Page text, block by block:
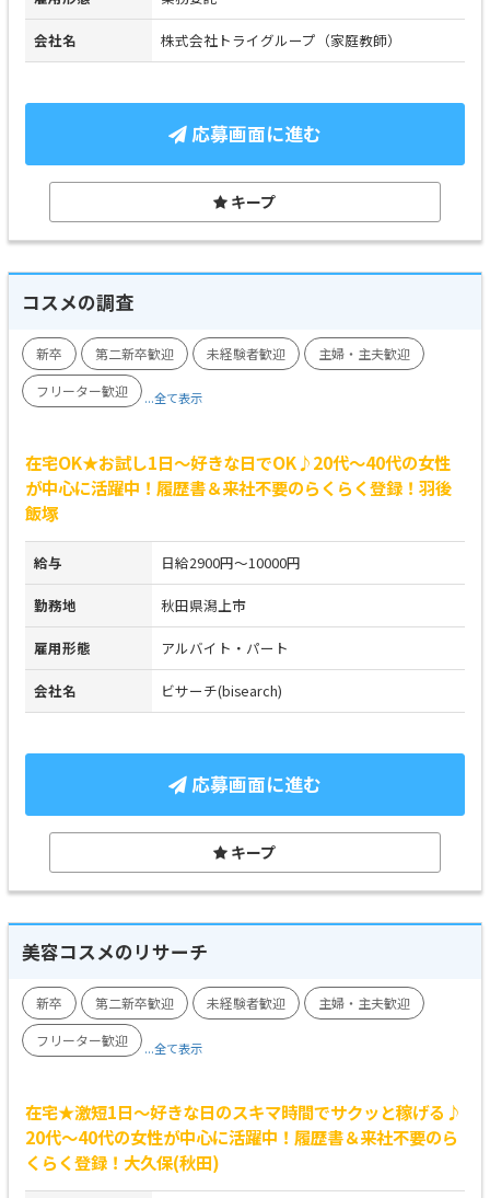
会社名 株式会社トライグループ（家庭教師）
応募画面に進む
キープ
コスメの調査
新卒 第二新卒歓迎 未経験者歓迎
主婦・主夫歓迎
フリーター歓迎
...全て表示
在宅OK★お試し1日～好きな日でOK♪20代～40代の女性
が中心に活躍中！履歴書＆来社不要のらくらく登録！羽後
飯塚
給与 日給2900円～10000円
勤務地 秋田県潟上市
雇用形態 アルバイト・パート
会社名 ビサーチ(bisearch)
応募画面に進む
キープ
美容コスメのリサーチ
新卒 第二新卒歓迎 未経験者歓迎
主婦・主夫歓迎
フリーター歓迎
...全て表示
在宅★激短1日～好きな日のスキマ時間でサクッと稼げる♪
20代～40代の女性が中心に活躍中！履歴書＆来社不要のら
くらく登録！大久保(秋田)